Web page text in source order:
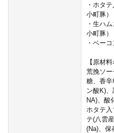
・ホタ
小町豚）
・生ハ
小町豚）
・ベー
【原材料
荒挽ソ
糖、香辛
ン酸K)
NA)、酸
ホタテ
テ(八雲
(Na)、保